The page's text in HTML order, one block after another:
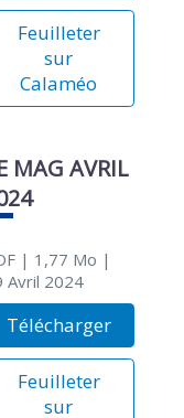
Feuilleter
sur
Calaméo
MAG AVRIL
| 1,77 Mo |
Avril 2024
Télécharger
Feuilleter
sur